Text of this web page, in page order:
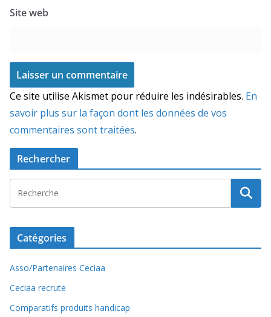
Site web
Ce site utilise Akismet pour réduire les indésirables. En
savoir plus sur la façon dont les données de vos
commentaires sont traitées.
Rechercher
Catégories
Asso/Partenaires Ceciaa
Ceciaa recrute
Comparatifs produits handicap